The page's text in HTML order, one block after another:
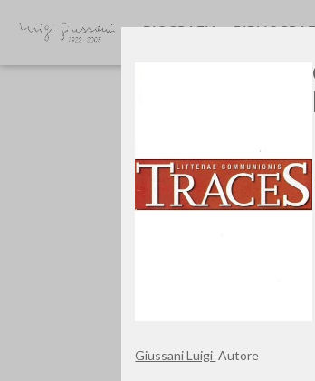
Giussani Luigi Autore
BIOGRAFIA